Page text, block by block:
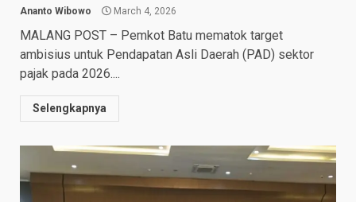
Ananto Wibowo March 4, 2026
MALANG POST – Pemkot Batu mematok target
ambisius untuk Pendapatan Asli Daerah (PAD) sektor
pajak pada 2026....
Selengkapnya